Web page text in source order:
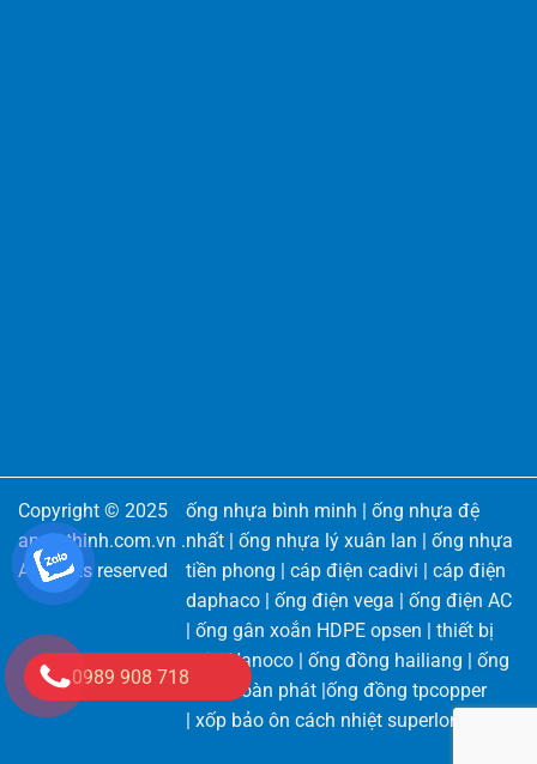
Copyright © 2025
angiathinh.com.vn .
All rights reserved
ống nhựa bình minh
ống nhựa đệ
nhất
ống nhựa lý xuân lan
ống nhựa
tiền phong
cáp điện cadivi
cáp điện
daphaco
ống điện vega
ống điện AC
ống gân xoắn HDPE opsen
thiết bị
điện Nanoco
ống đồng hailiang
ống
đồng toàn phát ống đồng tpcopper
xốp bảo ôn cách nhiệt superlon
0989 908 718